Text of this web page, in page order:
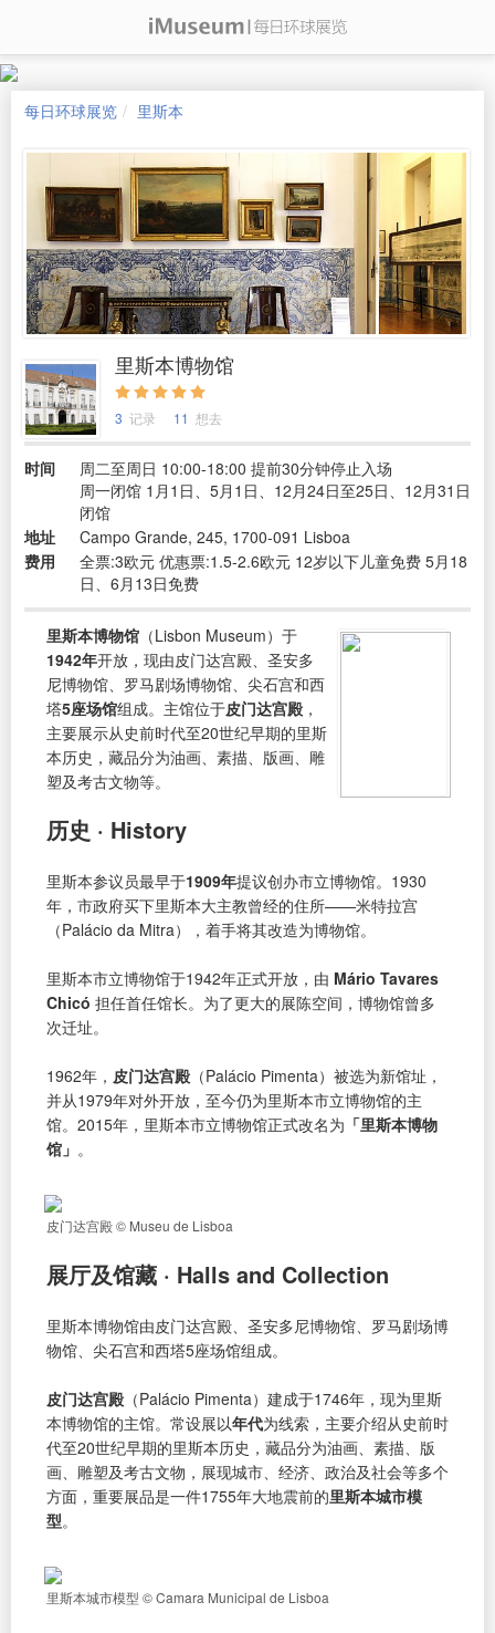
每日环球展览 里斯本
里斯本博物馆
3 记录 11 想去
时间
周二至周日 10:00-18:00 提前30分钟停止入场
周一闭馆 1月1日、5月1日、12月24日至25日、12月31日
闭馆
地址
Campo Grande, 245, 1700-091 Lisboa
费用
全票:3欧元 优惠票:1.5-2.6欧元 12岁以下儿童免费 5月18
日、6月13日免费
里斯本博物馆 （Lisbon Museum）于
1942年开放，现由皮门达宫殿、圣安多
尼博物馆、罗马剧场博物馆、尖石宫和西
塔5座场馆组成。主馆位于皮门达宫殿 ，
主要展示从史前时代至20世纪早期的里斯
本历史，藏品分为油画、素描、版画、雕
塑及考古文物等。
历史 · History
里斯本参议员最早于1909年提议创办市立博物馆。1930
年，市政府买下里斯本大主教曾经的住所——米特拉宫
（Palácio da Mitra），着手将其改造为博物馆。
里斯本市立博物馆于1942年正式开放，由 Mário Tavares
Chicó 担任首任馆长。为了更大的展陈空间，博物馆曾多
次迁址。
1962年， 皮门达宫殿 （Palácio Pimenta）被选为新馆址，
并从1979年对外开放，至今仍为里斯本市立博物馆的主
馆。2015年，里斯本市立博物馆正式改名为 「里斯本博物
馆」 。
皮门达宫殿 © Museu de Lisboa
展厅及馆藏 · Halls and Collection
里斯本博物馆由皮门达宫殿、圣安多尼博物馆、罗马剧场博
物馆、尖石宫和西塔5座场馆组成。
皮门达宫殿 （Palácio Pimenta）建成于1746年，现为里斯
本博物馆的主馆。常设展以年代为线索，主要介绍从史前时
代至20世纪早期的里斯本历史，藏品分为油画、素描、版
画、雕塑及考古文物，展现城市、经济、政治及社会等多个
方面，重要展品是一件1755年大地震前的里斯本城市模
型。
里斯本城市模型 © Camara Municipal de Lisboa